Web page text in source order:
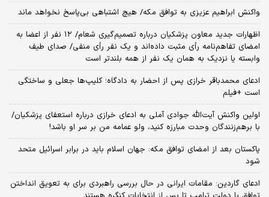
واکنش ابراهیم عزیزی به توافق مکه/ هیچ اشتباهی بی‌پاسخ نخواهد ماند
اظهارات جدید معاون پزشکیان درباره تصمیم‌گیری شعام/ ۱۲ نفر از اعضا به
امضای تفاهم‌نامه رأی مثبت داده‌اند و یک نفر رأی منفی/ صدای طیف
وابسته یا نزدیک به همان یک نفر از همه بلندتر است
ادعای محمدباقر خرازی پس از احضار به دادگاه؛ کلیپ‌ها جعلی و ساختگی
است +فیلم
اولین واکنش آیت‌الله جوادی آملی به ادعای خرازی درباره استعفای پزشکیان/
با برهم‌زنندگان وحدت مبارزه کنید، ولو عمامه من بر سر او باشد!
پاکستان بعد از امضای توافق مکه: جهان اسلام باید در برابر اسرائیل متحد
شود
ادعای گاردین: مقامات ایرانی در حال بررسی راهبردی برای به تعویق انداختن